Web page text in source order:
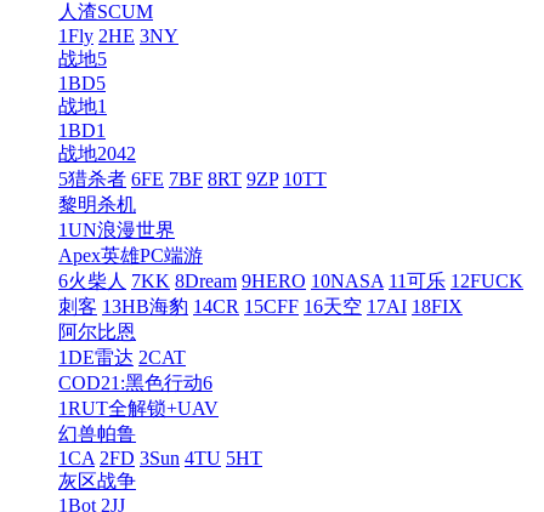
人渣SCUM
1Fly 2HE 3NY
战地5
1BD5
战地1
1BD1
战地2042
5猎杀者 6FE 7BF 8RT 9ZP 10TT
黎明杀机
1UN浪漫世界
Apex英雄PC端游
6火柴人 7KK 8Dream 9HERO 10NASA 11可乐 12FUCK
刺客 13HB海豹 14CR 15CFF 16天空 17AI 18FIX
阿尔比恩
1DE雷达 2CAT
COD21:黑色行动6
1RUT全解锁+UAV
幻兽帕鲁
1CA 2FD 3Sun 4TU 5HT
灰区战争
1Bot 2JJ